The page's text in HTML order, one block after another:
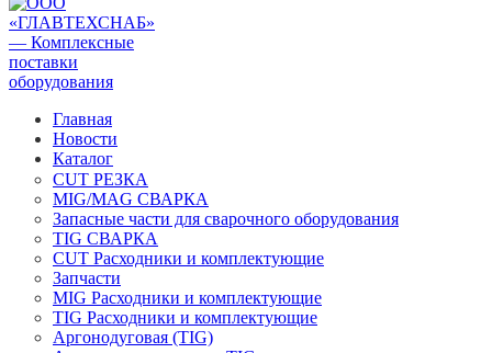
Главная
Новости
Каталог
CUT РЕЗКА
MIG/MAG СВАРКА
Запасные части для сварочного оборудования
TIG СВАРКА
CUT Расходники и комплектующие
Запчасти
MIG Расходники и комплектующие
TIG Расходники и комплектующие
Аргонодуговая (TIG)